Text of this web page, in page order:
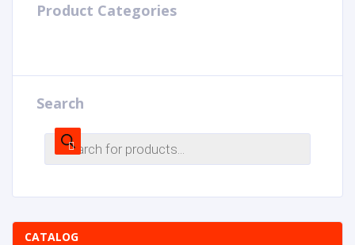
Product Categories
Search
CATALOG